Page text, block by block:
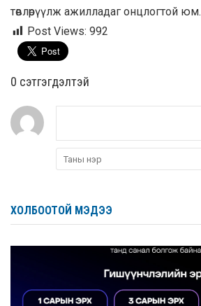
төвлөрүүлж ажилладаг онцлогтой юм.
Post Views: 992
0 cэтгэгдэлтэй
ХОЛБООТОЙ МЭДЭЭ